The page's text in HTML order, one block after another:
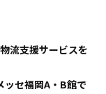
流支援サービスを
ッセ福岡A・B館で